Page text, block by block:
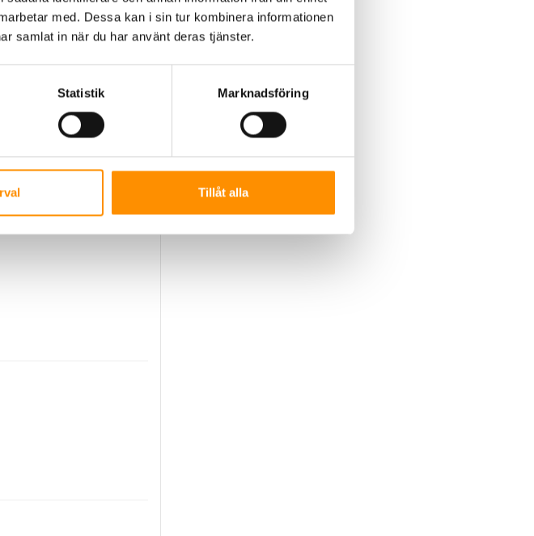
med. Dessa kan i sin tur kombinera informationen
samlat in när du har använt deras tjänster.
Statistik Marknadsföring
Tillåt alla